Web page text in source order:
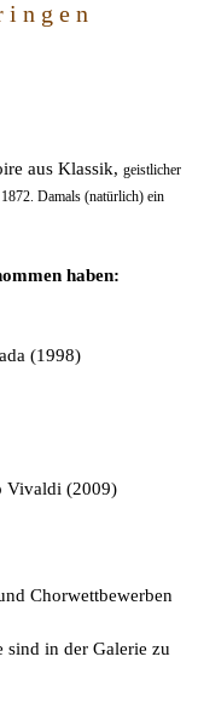
i n g e n
aus Klassik, geistlicher
Damals (natürlich) ein
haben:
(1998)
Vivaldi (2009)
Chorwettbewerben
sind in der Galerie zu